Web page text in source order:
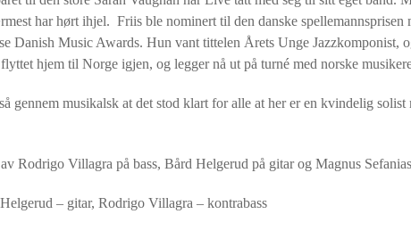
har hørt ihjel. Friis ble nominert til den danske spellemannsprisen
Danish Music Awards. Hun vant tittelen Årets Unge Jazzkomponist,
hjem til Norge igjen, og legger nå ut på turné med norske
gennem musikalsk at det stod klart for alle at her er en kvindelig
Rodrigo Villagra på bass, Bård Helgerud på gitar og Magnus
– gitar, Rodrigo Villagra – kontrabass